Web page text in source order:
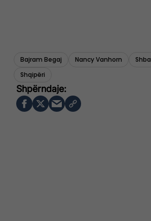
Bajram Begaj Nancy Vanhorn Shba
Shqipëri